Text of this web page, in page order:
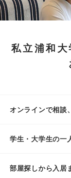
私立浦和
オンラインで相談
学生・大学生の一
部屋探しから入居